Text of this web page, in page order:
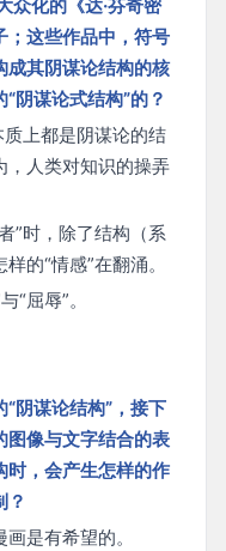
众化的《达·芬奇密
；这些作品中，符号
成其阴谋论结构的核
阴谋论式结构”的？
上都是阴谋论的结
，人类对知识的操弄
”时，除了结构（系
的“情感”在翻涌。
“屈辱”。
阴谋论结构”，接下
图像与文字结合的表
时，会产生怎样的作
？
是有希望的。